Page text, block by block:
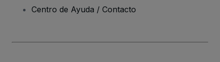
Centro de Ayuda / Contacto